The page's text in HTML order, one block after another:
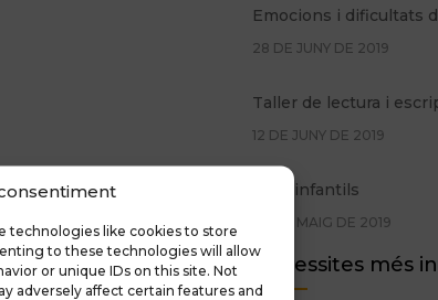
technologies like cookies to store
to these technologies will allow
or unique IDs on this site. Not
adversely affect certain features and
Emocions i dificultats
28 DE JUNY DE 2019
Taller de lectura i
12 DE JUNY DE 2019
Pors infantils
29 DE MAIG DE 2019
Promoció Glifing estiu
Necessites més